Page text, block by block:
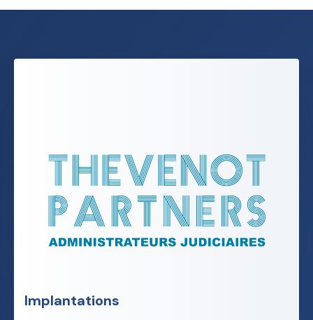
Implantations